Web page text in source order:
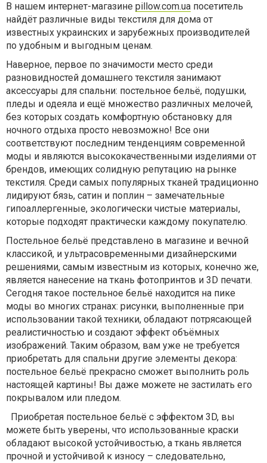
В нашем интернет-магазине pillow.com.ua посетитель
найдёт различные виды текстиля для дома от
известных украинских и зарубежных производителей
по удобным и выгодным ценам.
Наверное, первое по значимости место среди
разновидностей домашнего текстиля занимают
аксессуары для спальни: постельное бельё, подушки,
пледы и одеяла и ещё множество различных мелочей,
без которых создать комфортную обстановку для
ночного отдыха просто невозможно! Все они
соответствуют последним тенденциям современной
моды и являются высококачественными изделиями от
брендов, имеющих солидную репутацию на рынке
текстиля. Среди самых популярных тканей традиционно
лидируют бязь, сатин и поплин – замечательные
гипоаллергенные, экологически чистые материалы,
которые подходят практически каждому покупателю.
Постельное бельё представлено в магазине и вечной
классикой, и ультрасовременными дизайнерскими
решениями, самым известным из которых, конечно же,
является нанесение на ткань фотопринтов и 3D печати.
Сегодня такое постельное бельё находится на пике
моды во многих странах: рисунки, выполненные при
использовании такой техники, обладают потрясающей
реалистичностью и создают эффект объёмных
изображений. Таким образом, вам уже не требуется
приобретать для спальни другие элементы декора:
постельное бельё прекрасно сможет выполнить роль
настоящей картины! Вы даже можете не застилать его
покрывалом или пледом.
Приобретая постельное бельё с эффектом 3D, вы
можете быть уверены, что использованные краски
обладают высокой устойчивостью, а ткань является
прочной и устойчивой к износу – следовательно,